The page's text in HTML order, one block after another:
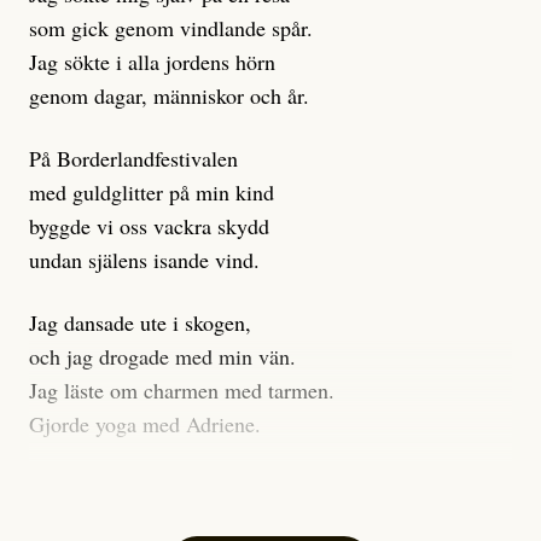
klickbete är inte intressant för Dagens ETC.
Journalistiken är låst. En klatschig men korrekt rubrik
gör förhoppningsvis att en nyfiken beställer
prenumeration, men den avslutas sekunder senare om
dessa granskningar på olika källor, alltifrån domar till
en mängd intervjupersoner, inklusive generös
möjlighet att bemöta för såväl personen vars motiv att
engagera sig i Palestinarörelsen ifrågasätts som de
grupper där Säpo-resursen samlade in uppgifter.
Researchen är grundlig.
Möjligen är det egentligen inte journalistikens metod
som stör?
som gick genom vindlande spår.
Jag sökte i alla jordens hörn
genom dagar, människor och år.
På Borderlandfestivalen
med guldglitter på min kind
byggde vi oss vackra skydd
undan själens isande vind.
Jag dansade ute i skogen,
och jag drogade med min vän.
Jag läste om charmen med tarmen.
Gjorde yoga med Adriene.